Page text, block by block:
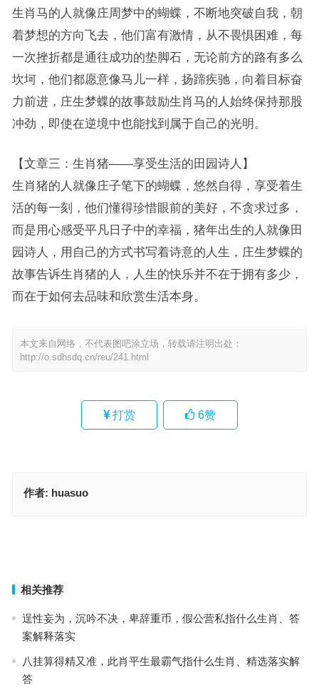
生肖马的人就像庄周梦中的蝴蝶，不断地突破自我，朝
着梦想的方向飞去，他们富有激情，从不畏惧困难，每
一次挫折都是通往成功的垫脚石，无论前方的路有多么
坎坷，他们都愿意像马儿一样，扬蹄疾驰，向着目标奋
力前进，庄生梦蝶的故事鼓励生肖马的人始终保持那股
冲劲，即使在逆境中也能找到属于自己的光明。
【文章三：生肖猪——享受生活的田园诗人】
生肖猪的人就像庄子笔下的蝴蝶，悠然自得，享受着生
活的每一刻，他们懂得珍惜眼前的美好，不贪求过多，
而是用心感受平凡日子中的幸福，猪年出生的人就像田
园诗人，用自己的方式书写着诗意的人生，庄生梦蝶的
故事告诉生肖猪的人，人生的快乐并不在于拥有多少，
而在于如何去品味和欣赏生活本身。
本文来自网络，不代表图吧涂立场，转载请注明出处：
http://o.sdhsdq.cn/reu/241.html
打赏 6赞
作者: huasuo
相关推荐
逞性妄为，沉吟不决，卑辞重币，假公营私指什么生肖、答
案解释落实
八挂算得精又准，此肖平生最霸气指什么生肖、精选落实解
答